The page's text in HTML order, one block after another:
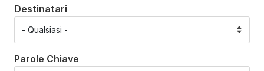
Destinatari
Parole Chiave